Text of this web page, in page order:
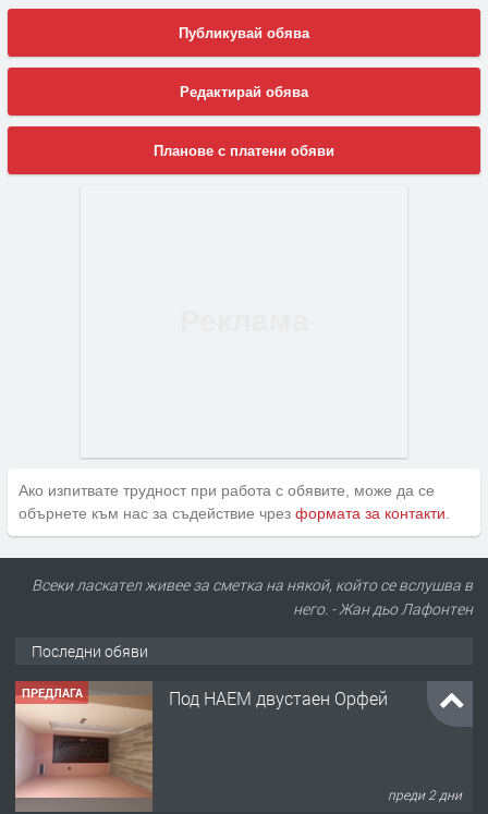
Публикувай обява
Редактирай обява
Планове с платени обяви
Ако изпитвате трудност при работа с обявите, може да се
обърнете към нас за съдействие чрез формата за контакти
Всеки ласкател живее за сметка на някой, който се вслушва в
него. - Жан дьо Лафонтен
Последни обяви
Под НАЕМ двустаен Орфей
преди 2 дни
ПРЕДЛАГА